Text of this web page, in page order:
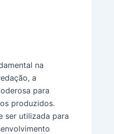
na
a
para
produzidos.
ser utilizada para